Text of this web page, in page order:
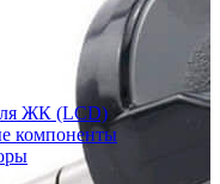
ЖК (LCD)
компоненты